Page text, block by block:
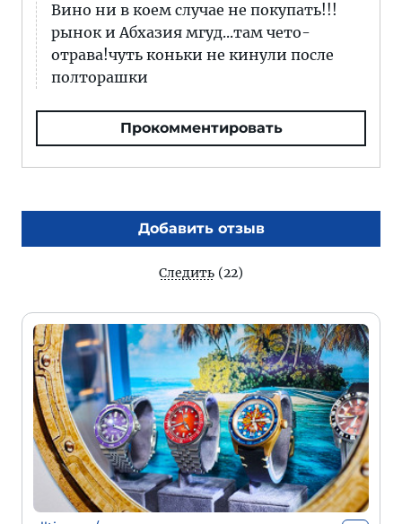
Вино ни в коем случае не покупать!!!
рынок и Абхазия мгуд...там чето-
отрава!чуть коньки не кинули после
полторашки
Прокомментировать
Добавить отзыв
Следить (22)